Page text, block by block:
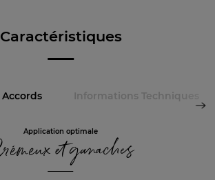
Caractéristiques
Informations Techniques
Application optimale
et ganaches